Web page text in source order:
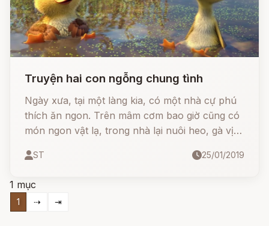
Truyện hai con ngỗng chung tình
Ngày xưa, tại một làng kia, có một nhà cự phú
thích ăn ngon. Trên mâm cơm bao giờ cũng có
món ngon vật lạ, trong nhà lại nuôi heo, gà vịt,
"thịt" liền.
ST 25/01/2019
1 mục
1 ⇢ ⇥